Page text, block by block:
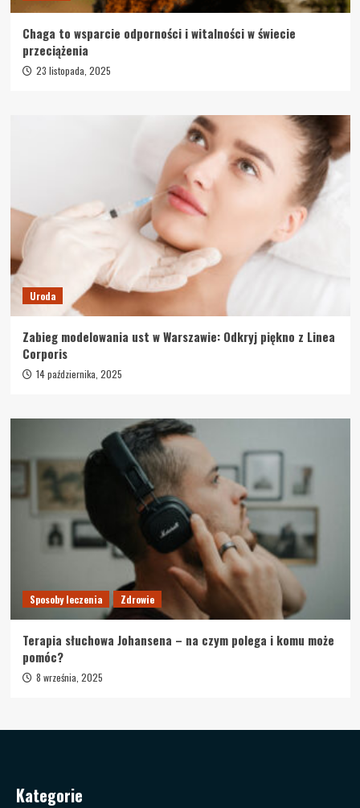
Chaga to wsparcie odporności i witalności w świecie
przeciążenia
23 listopada, 2025
Uroda
Zabieg modelowania ust w Warszawie: Odkryj piękno z Linea
Corporis
14 października, 2025
Sposoby leczenia Zdrowie
Terapia słuchowa Johansena – na czym polega i komu może
pomóc?
8 września, 2025
Kategorie